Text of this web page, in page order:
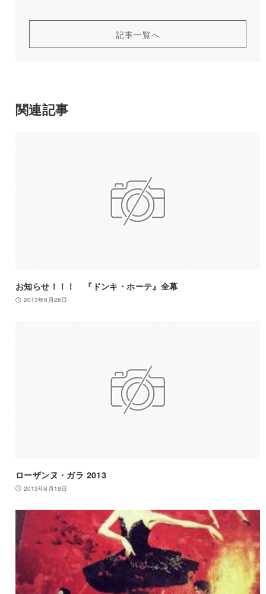
記事一覧へ
関連記事
お知らせ！！！ 『ドンキ・ホーテ』全幕
2013年8月28日
ローザンヌ・ガラ 2013
2013年8月19日